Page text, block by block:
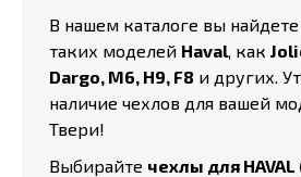
В нашем каталоге вы
таких моделей Haval, как
Dargo, M6, H9, F8 и других.
наличие чехлов для вашей
Твери!
Выбирайте чехлы для